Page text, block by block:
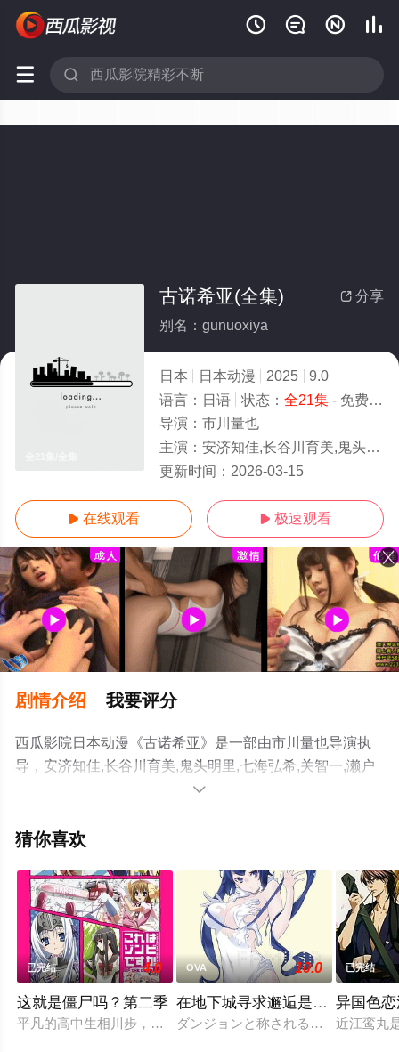
   
 
 分享
古诺希亚(全集)
别名：gunuoxiya
日本 日本动漫 2025
9.0
语言： 日语 状态： 全21集- 免费在线观看
导演： 市川量也
主演： 安济知佳,长谷川育美,鬼头明里,七海弘希,关智一,濑户麻沙美,早见沙织,悠木碧,佐仓绫音,中村悠一,花泽香菜,津田健
更新时间： 2026-03-15
 在线观看  极速观看
剧情介绍 我要评分
西瓜影院日本动漫《古诺希亚》是一部由市川量也导演执
导，安济知佳,长谷川育美,鬼头明里,七海弘希,关智一,濑户
麻沙美,早见沙织,悠木碧,佐仓绫音,中村悠一,花泽香菜,津田
结局剧情已揭晓（全21集），手机免费观看高清未删减完
动漫、电视猫或剧情网等平台了解。

猜你喜欢
已完结 4.0
这就是僵尸吗？第二季
平凡的高中生相川步，在莫名其妙的因缘下被卷入震惊社会的连
OVA 10.0
在地下城寻求邂逅是否搞错了什
ダンジョンと称される地下迷宮を有
已完结
异国色
近江鸾丸